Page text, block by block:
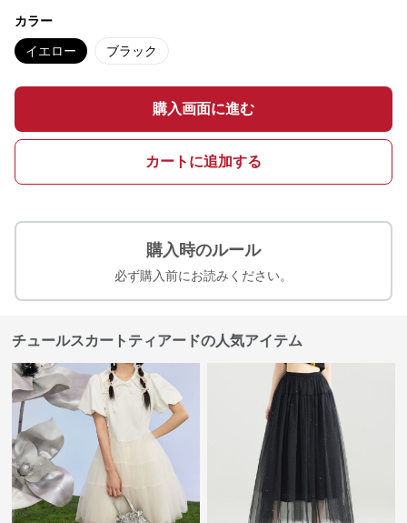
カラー
イエロー ブラック
購入画面に進む
カートに追加する
購入時のルール
必ず購入前にお読みください。
チュールスカートティアードの人気アイテム